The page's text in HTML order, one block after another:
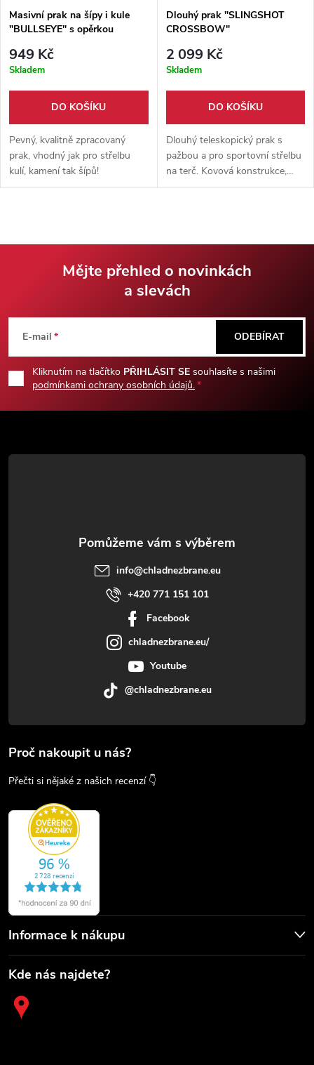
Masivní prak na šípy i kule
"BULLSEYE" s opěrkou
949 Kč
Skladem
DO KOŠÍKU
Pevný, kvalitně zpracovaný
prak, vhodný jak pro střelbu
kulí, kamení tak šípů!
Dlouhý prak "SLINGSHOT
CROSSBOW"
2 099 Kč
Skladem
DO KOŠÍKU
Dlouhý teleskopický prak s
pažbou a pro sportovní střelbu
na terč. Kovová konstrukce,
plastová rukojeť a délka
p
a
Mějte přehled o novinkách
a slevách
E-mail
Kliknutím na tlačítko PŘIHLÁSIT SE souhlasíte s našimi
podmínkami ochrany osobních údajů.
ODEBÍRAT
info@chladnezbrane.eu
+420 771 151 101
Facebook
chladnezbrane.eu/
Youtube
@chladnezbrane.eu
Proč nakoupit u nás?
Přečti si nějaké z našich recenzí 👇
Informace k nákupu
Kde nás najdete?